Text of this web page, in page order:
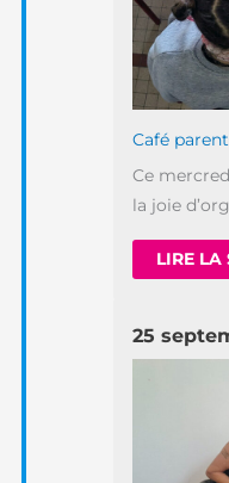
Café
Ce
la joie
LIRE LA
25